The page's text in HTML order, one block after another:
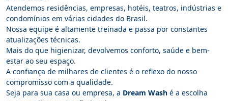
Atendemos residências, empresas, hotéis, teatros, indústrias e
condomínios em várias cidades do Brasil.
Nossa equipe é altamente treinada e passa por constantes
atualizações técnicas.
Mais do que higienizar, devolvemos conforto, saúde e bem-
estar ao seu espaço.
A confiança de milhares de clientes é o reflexo do nosso
compromisso com a qualidade.
Seja para sua casa ou empresa, a Dream Wash é a escolha